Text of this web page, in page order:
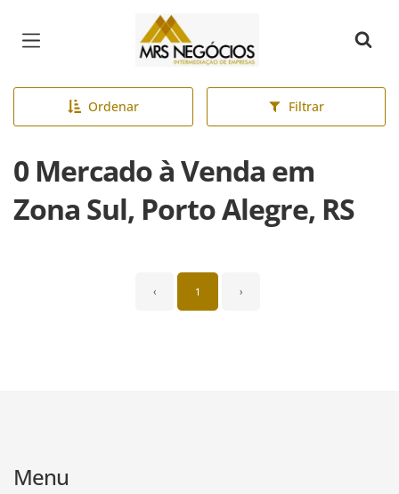
Página inicial
Ordenar Filtrar
0 Mercado à Venda em
Zona Sul, Porto Alegre, RS
‹ 1 ›
Menu